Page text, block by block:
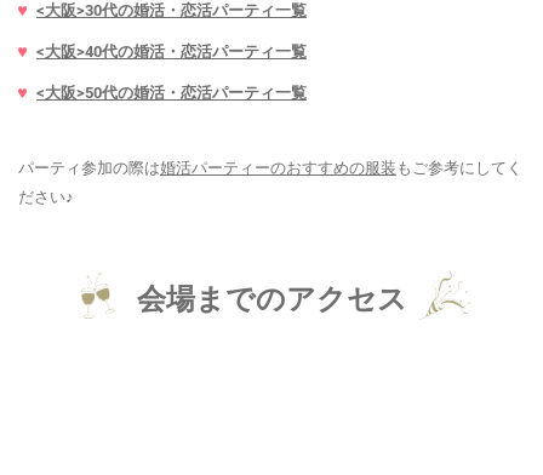
<大阪>30代の婚活・恋活パーティ一覧
<大阪>40代の婚活・恋活パーティ一覧
<大阪>50代の婚活・恋活パーティ一覧
パーティ参加の際は婚活パーティーのおすすめの服装 もご参考にしてく
ださい♪
会場までのアクセス